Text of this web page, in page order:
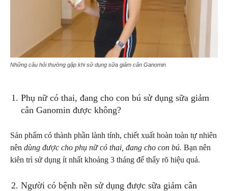
Những câu hỏi thường gặp khi sử dụng sữa giảm cân Ganomin
Phụ nữ có thai, đang cho con bú sử dụng sữa giảm
cân Ganomin được không?
Sản phẩm có thành phần lành tính, chiết xuất hoàn toàn tự nhiên
nên dùng được cho phụ nữ có thai, đang cho con bú. Bạn nên
kiên trì sử dụng ít nhất khoảng 3 tháng để thấy rõ hiệu quả.
Người có bệnh nền sử dụng được sữa giảm cân